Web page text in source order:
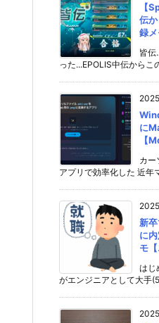
【
伝
録
皆伝
った...EPOLIS中伝からこ
に
【
カー
アプリで効率化した 近年
新
に
モ
はじ
がエンジニアとして大手